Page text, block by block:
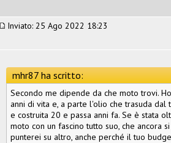
Inviato: 25 Ago 2022 18:23
mhr87 ha scritto:
Secondo me dipende da che moto trovi.
anni di vita e, a parte l'olio che trasuda dal
e costruita 20 e passa anni fa. Se è stata
moto con un fascino tutto suo, che
punterei su altro, anche perché il tuo